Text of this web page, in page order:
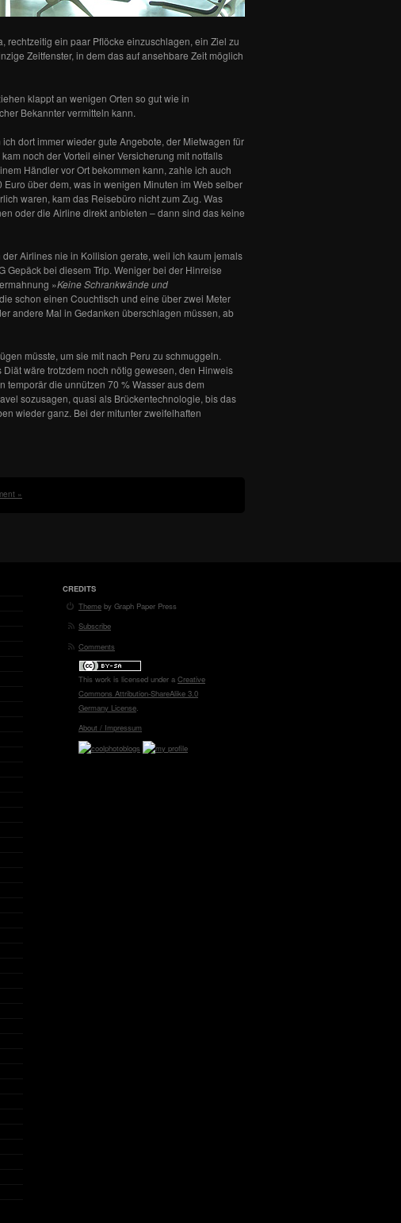
rechtzeitig ein paar Pflöcke einzuschlagen, ein Ziel zu
Zeitfenster, in dem das auf ansehbare Zeit möglich
klappt an wenigen Orten so gut wie in
Bekannter vermitteln kann.
dort immer wieder gute Angebote, der Mietwagen für
noch der Vorteil einer Versicherung mit notfalls
Händler vor Ort bekommen kann, zahle ich auch
über dem, was in wenigen Minuten im Web selber
waren, kam das Reisebüro nicht zum Zug. Was
oder die Airline direkt anbieten – dann sind das keine
Airlines nie in Kollision gerate, weil ich kaum jemals
Gepäck bei diesem Trip. Weniger bei der Hinreise
»Keine Schrankwände und
schon einen Couchtisch und eine über zwei Meter
andere Mal in Gedanken überschlagen müssen, ab
müsste, um sie mit nach Peru zu schmuggeln.
wäre trotzdem noch nötig gewesen, den Hinweis
die unnützen 70 % Wasser aus dem
sozusagen, quasi als Brückentechnologie, bis das
wieder ganz. Bei der mitunter zweifelhaften
»
CREDITS
Theme by Graph Paper Press
Subscribe
Comments
This work is licensed under a Creative
Commons Attribution-ShareAlike 3.0
Germany License
About / Impressum